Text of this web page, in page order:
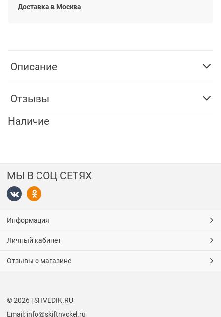
Доставка в Москва
Описание
Отзывы
Наличие
МЫ В СОЦ СЕТЯХ
Информация
Личный кабинет
Отзывы о магазине
© 2026 | SHVEDIK.RU
Email: info@skiftnyckel.ru